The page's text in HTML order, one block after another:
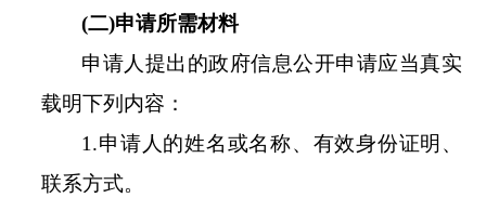
(二)申请所需材料
申请人提出的政府信息公开申请应当真实
载明下列内容：
1.申请人的姓名或名称、有效身份证明、
联系方式。